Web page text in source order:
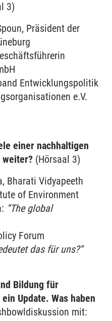
3)
Präsident der
Entwicklungspolitik
e.V.
einer nachhaltigen
weiter? (Hörsaal 3)
Bharati Vidyapeeth
of Environment
“The global
Forum
das für uns?“
Bildung für
Update. Was haben
mit: